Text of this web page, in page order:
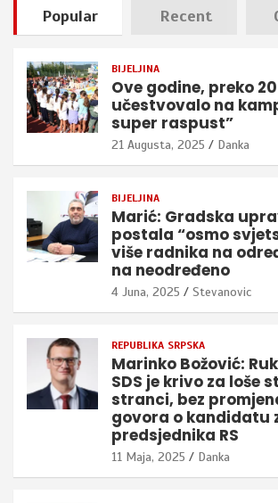
Popular Recent
BIJELJINA
Ove godine, preko
učestvovalo na
super raspust”
21 Augusta, 2025 Danka
BIJELJINA
Marić: Gradska
postala “osmo
više radnika na
na neodređeno
4 Juna, 2025 Stevanovic
REPUBLIKA SRPSKA
Marinko Božović:
SDS je krivo za loše
stranci, bez
govora o kandidatu
predsjednika RS
11 Maja, 2025 Danka